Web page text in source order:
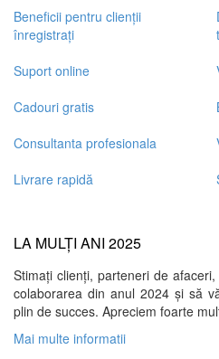
Beneficii pentru clienții
înregistrați
Suport online
Cadouri gratis
Consultanta profesionala
Livrare rapidă
LA MULȚI ANI 2025
Stimați clienți, parteneri de
colaborarea din anul 2024 și să
plin de succes. Apreciem foarte
Mai multe informatii